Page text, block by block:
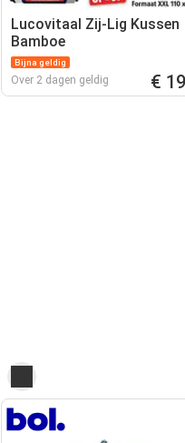
Lucovitaal Zij-Lig Kussen
Bamboe
Bijna geldig
Over 2 dagen geldig €